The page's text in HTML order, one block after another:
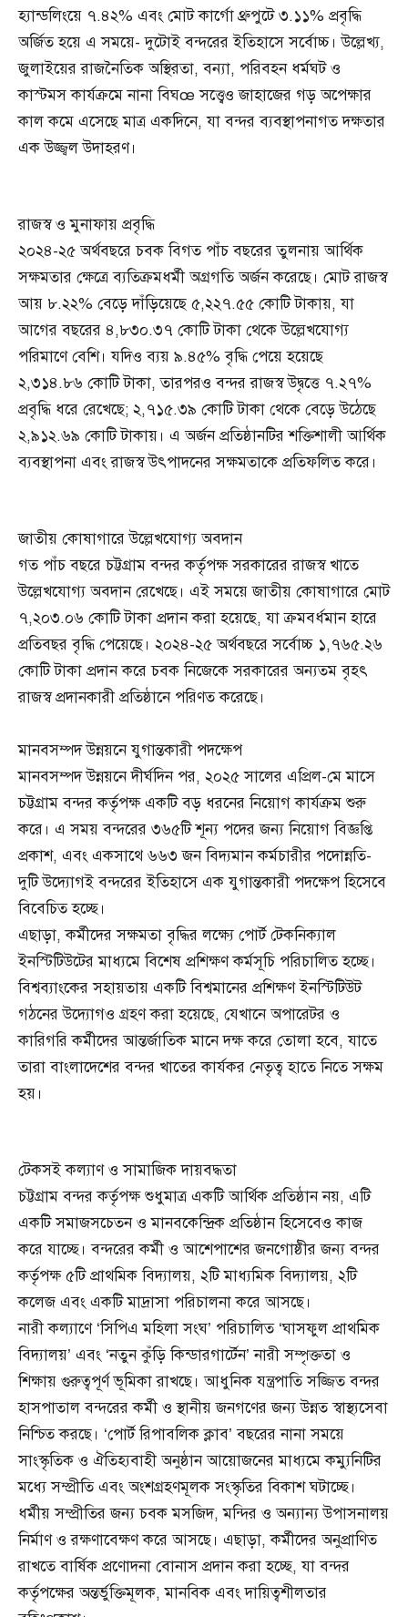
হ্যান্ডলিংয়ে ৭.৪২% এবং মোট কার্গো থ্রুপুটে ৩.১১% প্রবৃদ্ধি
অর্জিত হয়ে এ সময়ে- দুটোই বন্দরের ইতিহাসে সর্বোচ্চ। উল্লেখ্য,
জুলাইয়ের রাজনৈতিক অস্থিরতা, বন্যা, পরিবহন ধর্মঘট ও
কাস্টমস কার্যক্রমে নানা বিঘœ সত্ত্বেও জাহাজের গড় অপেক্ষার
কাল কমে এসেছে মাত্র একদিনে, যা বন্দর ব্যবস্থাপনাগত দক্ষতার
এক উজ্জ্বল উদাহরণ।
রাজস্ব ও মুনাফায় প্রবৃদ্ধি
২০২৪-২৫ অর্থবছরে চবক বিগত পাঁচ বছরের তুলনায় আর্থিক
সক্ষমতার ক্ষেত্রে ব্যতিক্রমধর্মী অগ্রগতি অর্জন করেছে। মোট রাজস্ব
আয় ৮.২২% বেড়ে দাঁড়িয়েছে ৫,২২৭.৫৫ কোটি টাকায়, যা
আগের বছরের ৪,৮৩০.৩৭ কোটি টাকা থেকে উল্লেখযোগ্য
পরিমাণে বেশি। যদিও ব্যয় ৯.৪৫% বৃদ্ধি পেয়ে হয়েছে
২,৩১৪.৮৬ কোটি টাকা, তারপরও বন্দর রাজস্ব উদ্বৃত্তে ৭.২৭%
প্রবৃদ্ধি ধরে রেখেছে; ২,৭১৫.৩৯ কোটি টাকা থেকে বেড়ে উঠেছে
২,৯১২.৬৯ কোটি টাকায়। এ অর্জন প্রতিষ্ঠানটির শক্তিশালী আর্থিক
ব্যবস্থাপনা এবং রাজস্ব উৎপাদনের সক্ষমতাকে প্রতিফলিত করে।
জাতীয় কোষাগারে উল্লেখযোগ্য অবদান
গত পাঁচ বছরে চট্টগ্রাম বন্দর কর্তৃপক্ষ সরকারের রাজস্ব খাতে
উল্লেখযোগ্য অবদান রেখেছে। এই সময়ে জাতীয় কোষাগারে মোট
৭,২০৩.০৬ কোটি টাকা প্রদান করা হয়েছে, যা ক্রমবর্ধমান হারে
প্রতিবছর বৃদ্ধি পেয়েছে। ২০২৪-২৫ অর্থবছরে সর্বোচ্চ ১,৭৬৫.২৬
কোটি টাকা প্রদান করে চবক নিজেকে সরকারের অন্যতম বৃহৎ
রাজস্ব প্রদানকারী প্রতিষ্ঠানে পরিণত করেছে।
মানবসম্পদ উন্নয়নে যুগান্তকারী পদক্ষেপ
মানবসম্পদ উন্নয়নে দীর্ঘদিন পর, ২০২৫ সালের এপ্রিল-মে মাসে
চট্টগ্রাম বন্দর কর্তৃপক্ষ একটি বড় ধরনের নিয়োগ কার্যক্রম শুরু
করে। এ সময় বন্দরের ৩৬৫টি শূন্য পদের জন্য নিয়োগ বিজ্ঞপ্তি
প্রকাশ, এবং একসাথে ৬৬৩ জন বিদ্যমান কর্মচারীর পদোন্নতি-
দুটি উদ্যোগই বন্দরের ইতিহাসে এক যুগান্তকারী পদক্ষেপ হিসেবে
বিবেচিত হচ্ছে।
এছাড়া, কর্মীদের সক্ষমতা বৃদ্ধির লক্ষ্যে পোর্ট টেকনিক্যাল
ইনস্টিটিউটের মাধ্যমে বিশেষ প্রশিক্ষণ কর্মসূচি পরিচালিত হচ্ছে।
বিশ্বব্যাংকের সহায়তায় একটি বিশ্বমানের প্রশিক্ষণ ইনস্টিটিউট
গঠনের উদ্যোগও গ্রহণ করা হয়েছে, যেখানে অপারেটর ও
কারিগরি কর্মীদের আন্তর্জাতিক মানে দক্ষ করে তোলা হবে, যাতে
তারা বাংলাদেশের বন্দর খাতের কার্যকর নেতৃত্ব হাতে নিতে সক্ষম
হয়।
টেকসই কল্যাণ ও সামাজিক দায়বদ্ধতা
চট্টগ্রাম বন্দর কর্তৃপক্ষ শুধুমাত্র একটি আর্থিক প্রতিষ্ঠান নয়, এটি
একটি সমাজসচেতন ও মানবকেন্দ্রিক প্রতিষ্ঠান হিসেবেও কাজ
করে যাচ্ছে। বন্দরের কর্মী ও আশেপাশের জনগোষ্ঠীর জন্য বন্দর
কর্তৃপক্ষ ৫টি প্রাথমিক বিদ্যালয়, ২টি মাধ্যমিক বিদ্যালয়, ২টি
কলেজ এবং একটি মাদ্রাসা পরিচালনা করে আসছে।
নারী কল্যাণে ‘সিপিএ মহিলা সংঘ’ পরিচালিত ‘ঘাসফুল প্রাথমিক
বিদ্যালয়’ এবং ‘নতুন কুঁড়ি কিন্ডারগার্টেন’ নারী সম্পৃক্ততা ও
শিক্ষায় গুরুত্বপূর্ণ ভূমিকা রাখছে। আধুনিক যন্ত্রপাতি সজ্জিত বন্দর
হাসপাতাল বন্দরের কর্মী ও স্থানীয় জনগণের জন্য উন্নত স্বাস্থ্যসেবা
নিশ্চিত করছে। ‘পোর্ট রিপাবলিক ক্লাব’ বছরের নানা সময়ে
সাংস্কৃতিক ও ঐতিহ্যবাহী অনুষ্ঠান আয়োজনের মাধ্যমে কম্যুনিটির
মধ্যে সম্প্রীতি এবং অংশগ্রহণমূলক সংস্কৃতির বিকাশ ঘটাচ্ছে।
ধর্মীয় সম্প্রীতির জন্য চবক মসজিদ, মন্দির ও অন্যান্য উপাসনালয়
নির্মাণ ও রক্ষণাবেক্ষণ করে আসছে। এছাড়া, কর্মীদের অনুপ্রাণিত
রাখতে বার্ষিক প্রণোদনা বোনাস প্রদান করা হচ্ছে, যা বন্দর
কর্তৃপক্ষের অন্তর্ভুক্তিমূলক, মানবিক এবং দায়িত্বশীলতার